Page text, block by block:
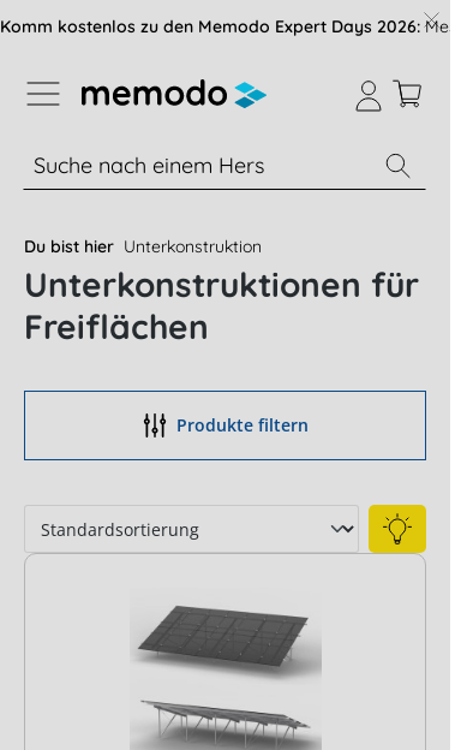
der B2B-Plattform springen
Komm kostenlos zu den Memodo Expert Days 2026:
% Sale Module Wechselrichter
Du bist hier Unterkonstruktion
Unterkonstruktionen für
Freiflächen
Produkte filtern
Erfassungsbögen
Alumero Freifläche
Alumero Freifläche AC G
Alumero-Schrägdach